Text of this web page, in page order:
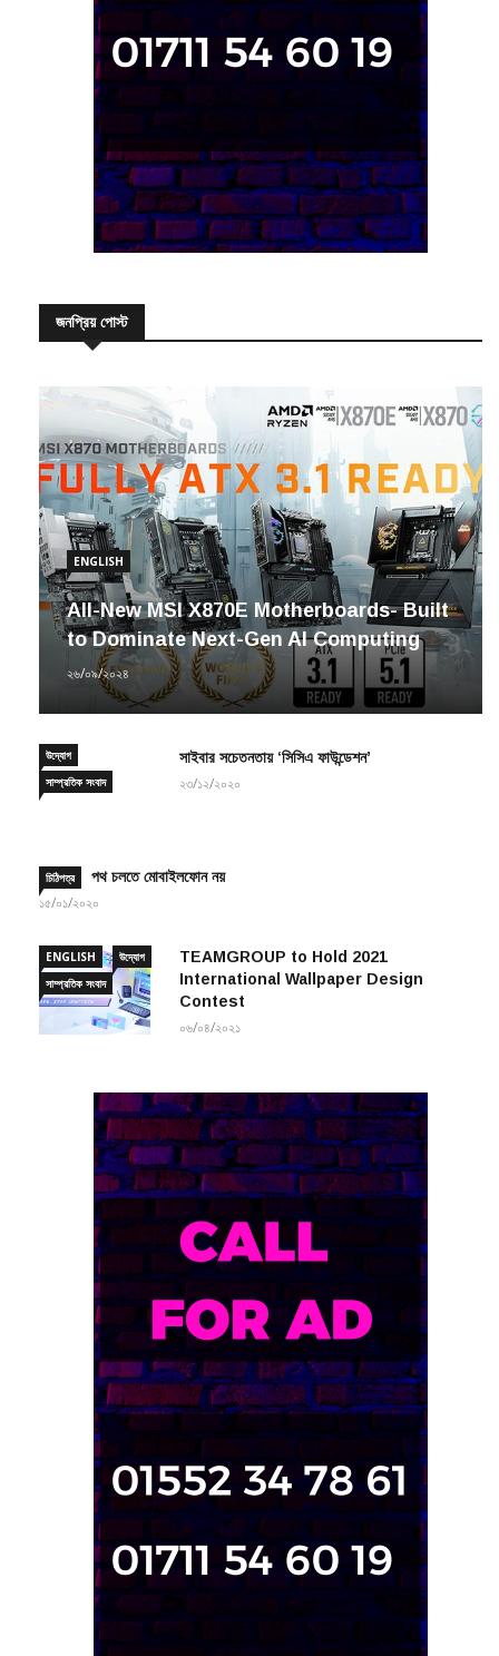
জনপ্রিয় পোস্ট
ENGLISH
All-New MSI X870E Motherboards- Built
to Dominate Next-Gen AI Computing
২৬/০৯/২০২৪
উদ্যোগ
সাম্প্রতিক সংবাদ
সাইবার সচেতনতায় ‘সিসিএ ফাউন্ডেশন’
২৩/১২/২০২০
চিঠিপত্র পথ চলতে মোবাইলফোন নয়
১৫/০১/২০২০
ENGLISH
উদ্যোগ
সাম্প্রতিক সংবাদ
TEAMGROUP to Hold 2021
International Wallpaper Design
Contest
০৬/০৪/২০২১